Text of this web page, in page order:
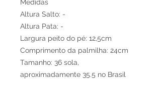
Medidas
Altura Salto: -
Altura Pata: -
Largura peito do pé: 12,5cm
Comprimento da palmilha: 24cm
Tamanho: 36 sola,
aproximadamente 35.5 no Brasil